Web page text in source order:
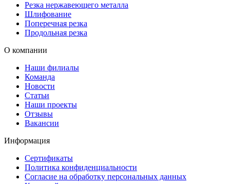
Резка нержавеющего металла
Шлифование
Поперечная резка
Продольная резка
О компании
Наши филиалы
Команда
Новости
Статьи
Наши проекты
Отзывы
Вакансии
Информация
Сертификаты
Политика конфиденциальности
Согласие на обработку персональных данных